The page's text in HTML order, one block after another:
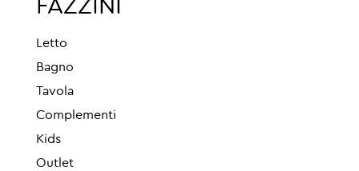
FAZZINI
Letto
Bagno
Tavola
Complementi
Kids
Outlet